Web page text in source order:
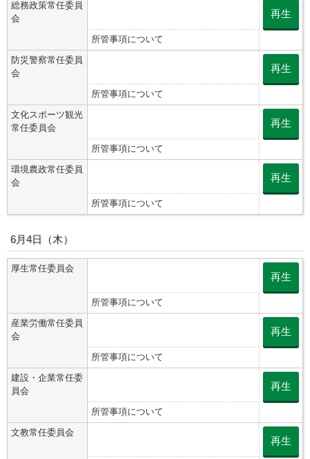
総務政策常任委員
会
所管事項について
再生
防災警察常任委員
会
所管事項について
再生
文化スポーツ観光
常任委員会
所管事項について
再生
環境農政常任委員
会
所管事項について
再生
6月4日（木）
厚生常任委員会
所管事項について
再生
産業労働常任委員
会
所管事項について
再生
建設・企業常任委
員会
所管事項について
再生
文教常任委員会
再生